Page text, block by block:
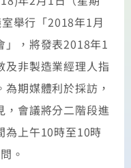
舉行「2018年1月
」，將發表2018年1
及非製造業經理人指
期媒體利於採訪，
，會議將分二階段進
為上午10時至10時
。